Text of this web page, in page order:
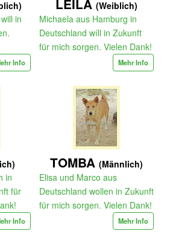
in
Info
LEILA (Weiblich)
Michaela aus Hamburg in
Deutschland wíll in Zukunft
für mich sorgen. Vielen Dank!
Mehr Info
in
für
Info
TOMBA (Männlich)
Elisa und Marco aus
Deutschland wollen in Zukunft
für mich sorgen. Vielen Dank!
Mehr Info